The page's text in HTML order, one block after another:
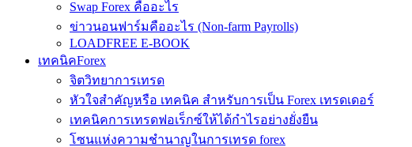
Swap Forex คืออะไร
ข่าวนอนฟาร์มคืออะไร (Non-farm Payrolls)
LOADFREE E-BOOK
เทคนิคForex
จิตวิทยาการเทรด
หัวใจสำคัญหรือ เทคนิค สำหรับการเป็น Forex เทรดเดอร์
เทคนิคการเทรดฟอเร็กซ์ให้ได้กำไรอย่างยั่งยืน
โซนแห่งความชำนาญในการเทรด forex